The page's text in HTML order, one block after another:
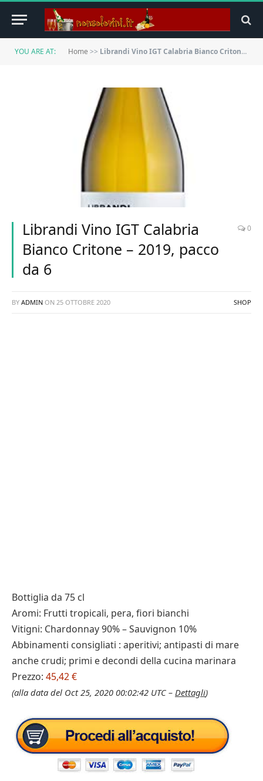
YOU ARE AT: Home >> Librandi Vino IGT Calabria Bianco Critone – 2019, pacco da 6
Librandi Vino IGT Calabria
Bianco Critone – 2019, pacco
da 6
0
BY ADMIN ON 25 OTTOBRE 2020 SHOP
Bottiglia da 75 cl
Aromi: Frutti tropicali, pera, fiori bianchi
Vitigni: Chardonnay 90% – Sauvignon 10%
Abbinamenti consigliati : aperitivi; antipasti di mare
anche crudi; primi e decondi della cucina marinara
Prezzo: 45,42 €
(alla data del Oct 25, 2020 00:02:42 UTC – Dettagli)